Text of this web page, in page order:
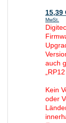
15,39
MwSt.
auch
Kein
oder